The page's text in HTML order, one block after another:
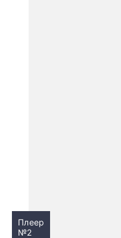
Плеер
№2